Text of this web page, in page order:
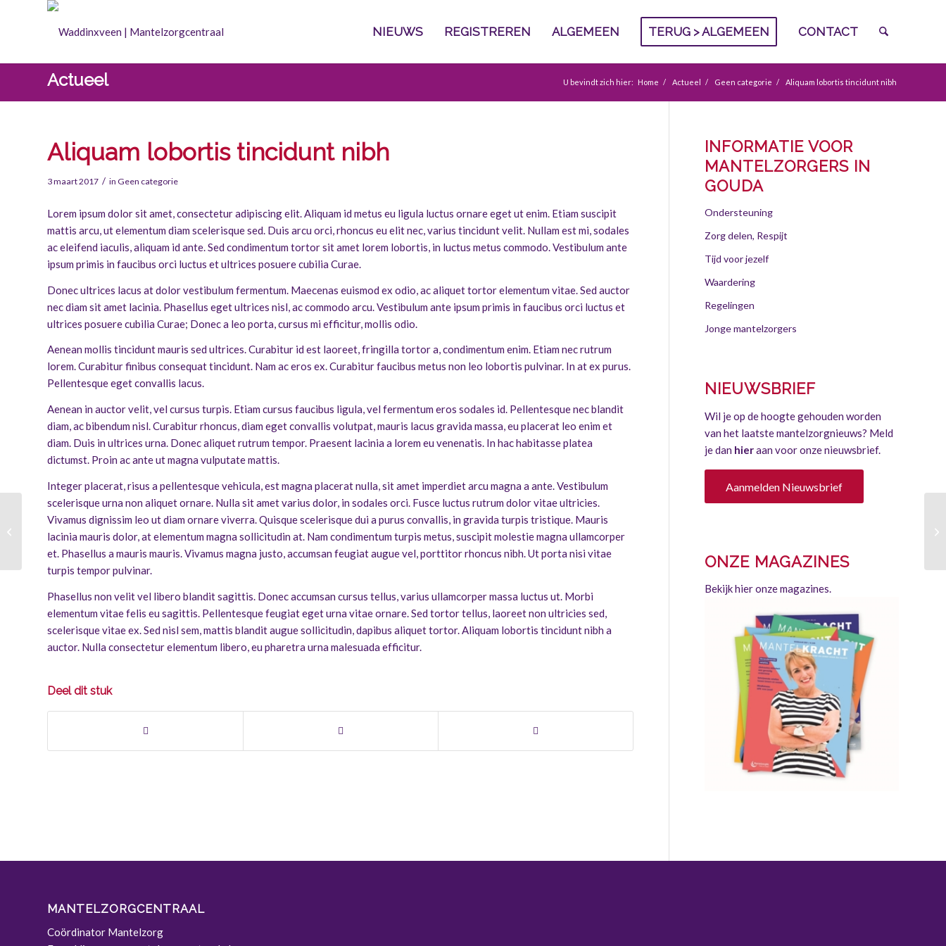
NIEUWS REGISTREREN ALGEMEEN TERUG > ALGEMEEN CONTACT
Actueel U bevindt zich hier: Home / Actueel / Geen categorie / Aliquam lobortis tincidunt nibh
Aliquam lobortis tincidunt nibh
3 maart 2017 / in Geen categorie
Lorem ipsum dolor sit amet, consectetur adipiscing elit. Aliquam id metus eu ligula luctus ornare eget ut enim. Etiam suscipit
mattis arcu, ut elementum diam scelerisque sed. Duis arcu orci, rhoncus eu elit nec, varius tincidunt velit. Nullam est mi, sodales
ac eleifend iaculis, aliquam id ante. Sed condimentum tortor sit amet lorem lobortis, in luctus metus commodo. Vestibulum ante
ipsum primis in faucibus orci luctus et ultrices posuere cubilia Curae.
Donec ultrices lacus at dolor vestibulum fermentum. Maecenas euismod ex odio, ac aliquet tortor elementum vitae. Sed auctor
nec diam sit amet lacinia. Phasellus eget ultrices nisl, ac commodo arcu. Vestibulum ante ipsum primis in faucibus orci luctus et
ultrices posuere cubilia Curae; Donec a leo porta, cursus mi efficitur, mollis odio.
Aenean mollis tincidunt mauris sed ultrices. Curabitur id est laoreet, fringilla tortor a, condimentum enim. Etiam nec rutrum
lorem. Curabitur finibus consequat tincidunt. Nam ac eros ex. Curabitur faucibus metus non leo lobortis pulvinar. In at ex purus.
Pellentesque eget convallis lacus.
Aenean in auctor velit, vel cursus turpis. Etiam cursus faucibus ligula, vel fermentum eros sodales id. Pellentesque nec blandit
diam, ac bibendum nisl. Curabitur rhoncus, diam eget convallis volutpat, mauris lacus gravida massa, eu placerat leo enim et
diam. Duis in ultrices urna. Donec aliquet rutrum tempor. Praesent lacinia a lorem eu venenatis. In hac habitasse platea
dictumst. Proin ac ante ut magna vulputate mattis.
Integer placerat, risus a pellentesque vehicula, est magna placerat nulla, sit amet imperdiet arcu magna a ante. Vestibulum
scelerisque urna non aliquet ornare. Nulla sit amet varius dolor, in sodales orci. Fusce luctus rutrum dolor vitae ultricies.
Vivamus dignissim leo ut diam ornare viverra. Quisque scelerisque dui a purus convallis, in gravida turpis tristique. Mauris
lacinia mauris dolor, at elementum magna sollicitudin at. Nam condimentum turpis metus, suscipit molestie magna ullamcorper
et. Phasellus a mauris mauris. Vivamus magna justo, accumsan feugiat augue vel, porttitor rhoncus nibh. Ut porta nisi vitae
turpis tempor pulvinar.
Phasellus non velit vel libero blandit sagittis. Donec accumsan cursus tellus, varius ullamcorper massa luctus ut. Morbi
elementum vitae felis eu sagittis. Pellentesque feugiat eget urna vitae ornare. Sed tortor tellus, laoreet non ultricies sed,
scelerisque vitae ex. Sed nisl sem, mattis blandit augue sollicitudin, dapibus aliquet tortor. Aliquam lobortis tincidunt nibh a
auctor. Nulla consectetur elementum libero, eu pharetra urna malesuada efficitur.
Deel dit stuk
INFORMATIE VOOR
MANTELZORGERS IN
GOUDA
Ondersteuning
Zorg delen, Respijt
Tijd voor jezelf
Waardering
Regelingen
Jonge mantelzorgers
NIEUWSBRIEF
Wil je op de hoogte gehouden worden
van het laatste mantelzorgnieuws? Meld
je dan hieraan voor onze nieuwsbrief.
Aanmelden Nieuwsbrief
ONZE MAGAZINES
Bekijk hier onze magazines.
MANTELZORGCENTRAAL
Coördinator Mantelzorg
Deel mantelzorgers geeft kwaliteit
van leven onvoldoende